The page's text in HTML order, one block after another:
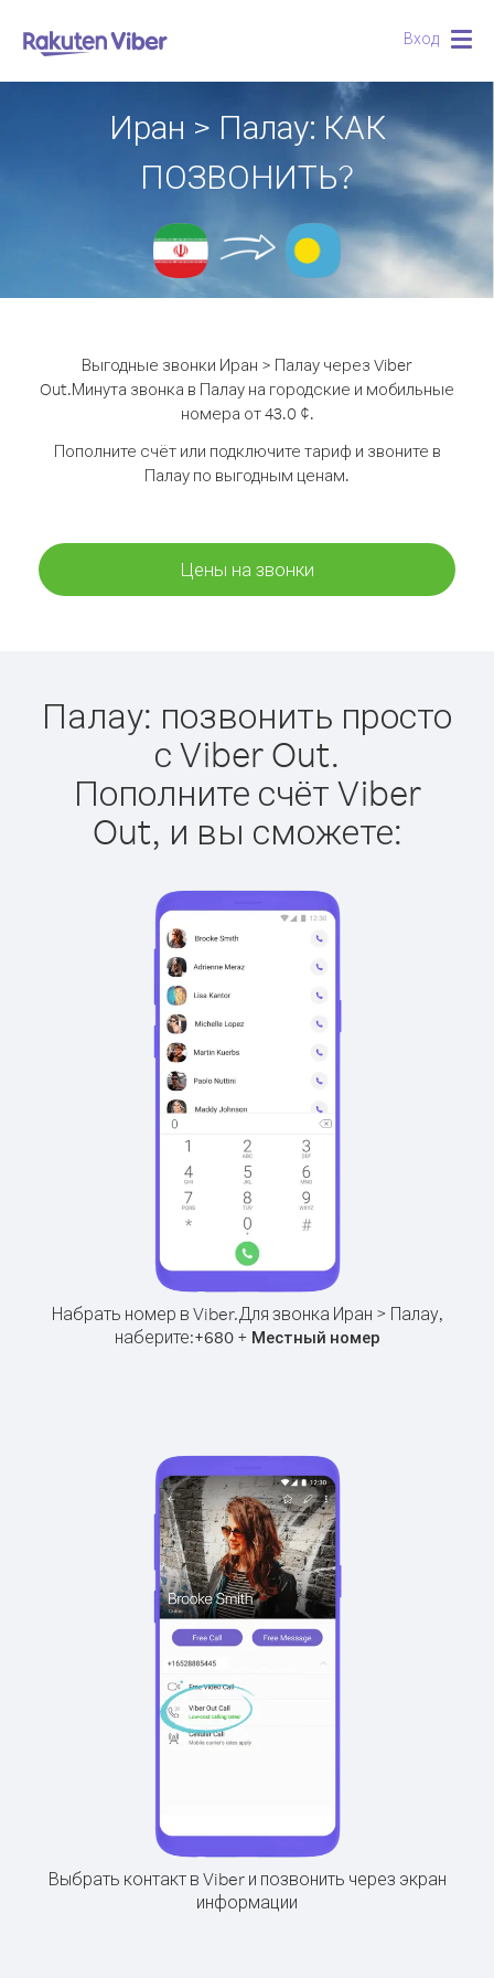
Вход
Иран > Палау: КАК
ПОЗВОНИТЬ?
Выгодные звонки Иран > Палау через Viber
Out.Минута звонка в Палау на городские и мобильные
номера от 43.0 ¢.
Пополните счёт или подключите тариф и звоните в
Палау по выгодным ценам.
Цены на звонки
Палау: позвонить просто
с Viber Out.
Пополните счёт Viber
Out, и вы сможете:
Набрать номер в Viber.Для звонка Иран > Палау,
наберите:+680+ Местный номер
Выбрать контакт в Viber и позвонить через экран
информации